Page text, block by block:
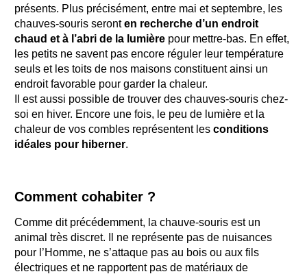
présents. Plus précisément, entre mai et septembre, les
chauves-souris seronten recherche d’un endroit
chaud et à l’abri de la lumière pour mettre-bas. En effet,
les petits ne savent pas encore réguler leur température
seuls et les toits de nos maisons constituent ainsi un
endroit favorable pour garder la chaleur.
Il est aussi possible de trouver des chauves-souris chez-
soi en hiver. Encore une fois, le peu de lumière et la
chaleur de vos combles représentent les conditions
idéales pour hiberner.
Comment cohabiter ?
Comme dit précédemment, la chauve-souris est un
animal très discret. Il ne représente pas de nuisances
pour l’Homme, ne s’attaque pas au bois ou aux fils
électriques et ne rapportent pas de matériaux de